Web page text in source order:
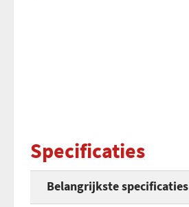
Specificaties
Belangrijkste specificaties